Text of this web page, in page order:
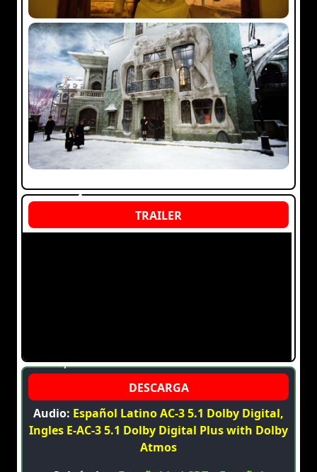
Audio: Español Latino AC-3 5.1 Dolby Digital,
Ingles E-AC-3 5.1 Dolby Digital Plus with Dolby
Atmos